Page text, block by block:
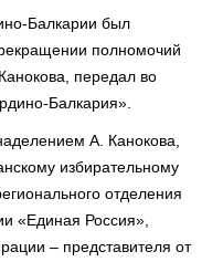
Балкарии был
полномочий
передал во
Балкария».
А. Канокова,
избирательному
отделения
«Единая Россия»,
– представителя от